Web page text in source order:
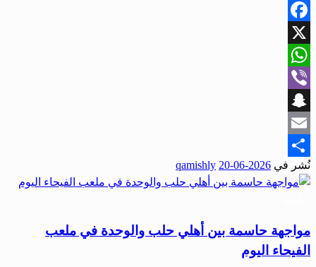
Facebook
X
WhatsApp
Viber
Snapchat
Email
Share
نُشر في 2026-06-20
qamishly
مواجهة حاسمة بين أهلي حلب والوحدة في ملعب
الفيحاء اليوم